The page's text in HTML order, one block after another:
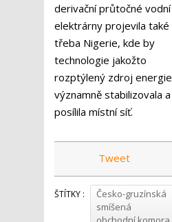
derivační průtočné vodní
elektrárny projevila také
třeba Nigerie, kde by
technologie jakožto
rozptýlený zdroj energie
významně stabilizovala a
posílila místní síť.
Tweet
ŠTÍTKY :
Česko-gruzínská
smíšená